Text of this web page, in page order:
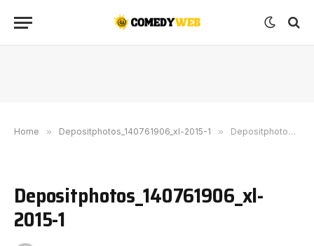
Home » Depositphotos_140761906_xl-2015-1 » Depositphotos_140761906_xl-2015-1
Depositphotos_140761906_xl-
2015-1